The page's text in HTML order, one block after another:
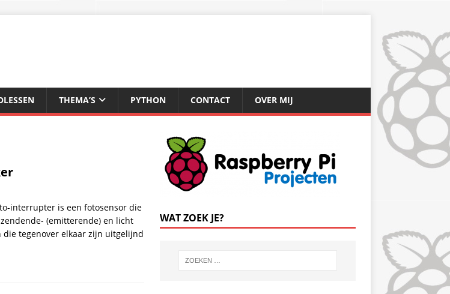
THEMA’S PYTHON CONTACT OVER MIJ
interrupter is een fotosensor die
(emitterende) en licht
tegenover elkaar zijn uitgelijnd
WAT ZOEK JE?